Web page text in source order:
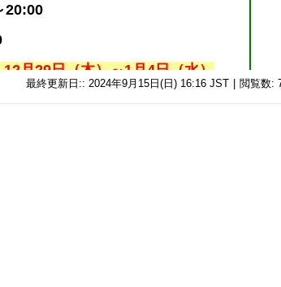
20:00
29日（木）～1月4日（水）
最終更新日:: 2024年9月15日(日) 16:16 JST 閲覧数: